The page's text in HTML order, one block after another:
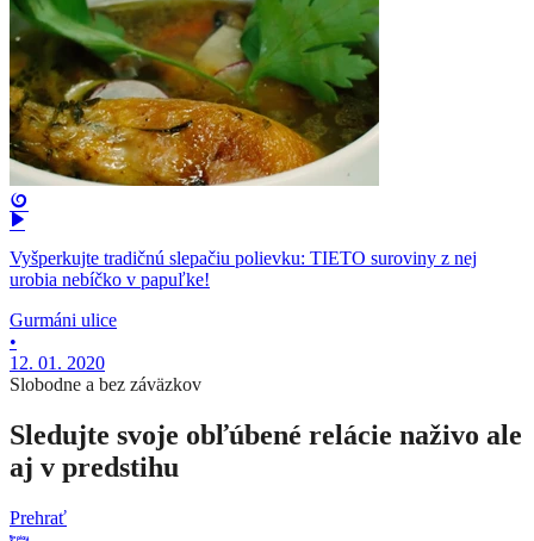
Vyšperkujte tradičnú slepačiu polievku: TIETO suroviny z nej
urobia nebíčko v papuľke!
Gurmáni ulice
•
12. 01. 2020
Slobodne a bez záväzkov
Sledujte svoje obľúbené relácie naživo ale
aj v predstihu
Prehrať